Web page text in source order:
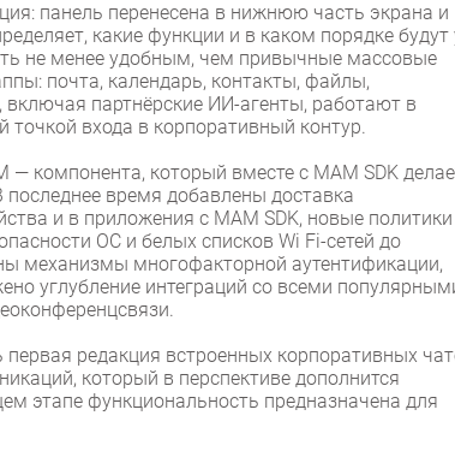
панель перенесена в нижнюю часть экрана и
какие функции и в каком порядке будут
не менее удобным, чем привычные массовые
почта, календарь, контакты, файлы,
партнёрские ИИ-агенты, работают в
входа в корпоративный контур.
— компонента, который вместе с MAM SDK
время добавлены доставка
и в приложения с MAM SDK, новые политики
ОС и белых списков Wi Fi-сетей до
механизмы многофакторной аутентификации,
углубление интеграций со всеми
редакция встроенных корпоративных
который в перспективе дополнится
этапе функциональность предназначена для